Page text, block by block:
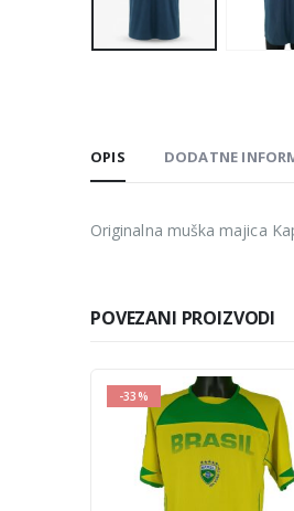
OPIS DODATNE
Originalna muška majica
POVEZANI PROIZVODI
-10%